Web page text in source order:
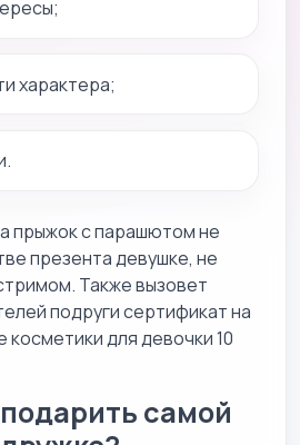
характера;
прыжок с парашютом не
презента девушке, не
Также вызовет
подруги сертификат на
косметики для девочки 10
самой